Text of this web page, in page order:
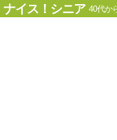
ナイス！シニア 40代か